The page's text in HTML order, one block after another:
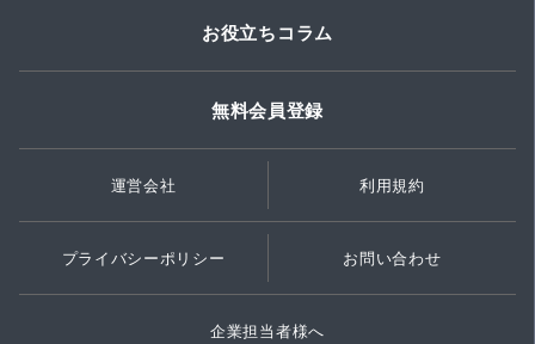
お役立ちコラム
無料会員登録
運営会社 利用規約
プライバシーポリシー お問い合わせ
企業担当者様へ